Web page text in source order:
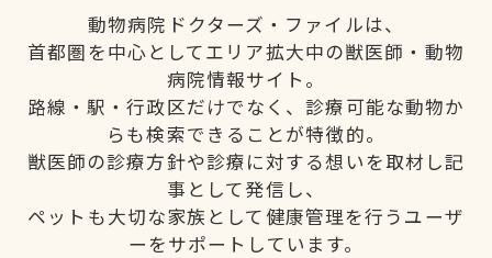
動物病院ドクターズ・ファイルは、
首都圏を中心としてエリア拡大中の獣医師・動物
病院情報サイト。
路線・駅・行政区だけでなく、診療可能な動物か
らも検索できることが特徴的。
獣医師の診療方針や診療に対する想いを取材し記
事として発信し、
ペットも大切な家族として健康管理を行うユーザ
ーをサポートしています。